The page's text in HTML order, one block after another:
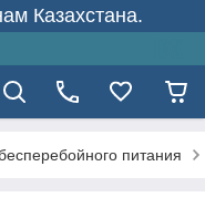
Казахстана.
питания